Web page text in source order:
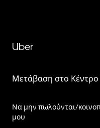
Uber
Μετάβαση στο Κέντρο
Να μην πωλούνται/
μου